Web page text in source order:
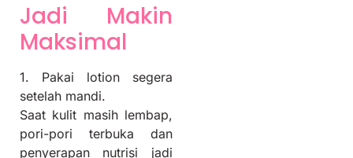
Jadi Makin
Maksimal
1. Pakai lotion segera
setelah mandi.
Saat kulit masih lembap,
pori-pori terbuka dan
penyerapan nutrisi jadi